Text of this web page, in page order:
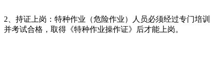
2、持证上岗：特种作业（危险作业）人员必须经过专门培训
并考试合格，取得《特种作业操作证》后才能上岗。